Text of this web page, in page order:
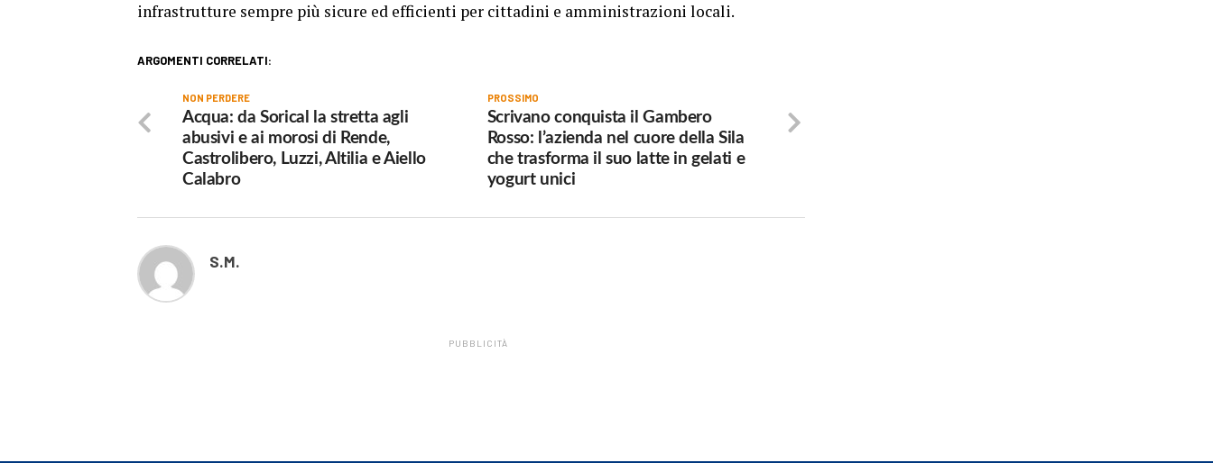
infrastrutture sempre più sicure ed efficienti per cittadini e amministrazioni locali.
ARGOMENTI CORRELATI:
PROSSIMO
Scrivano conquista il Gambero
Rosso: l’azienda nel cuore della Sila
che trasforma il suo latte in gelati e
yogurt unici
NON PERDERE
Acqua: da Sorical la stretta agli
abusivi e ai morosi di Rende,
Castrolibero, Luzzi, Altilia e Aiello
Calabro
S.M.
PUBBLICITÀ